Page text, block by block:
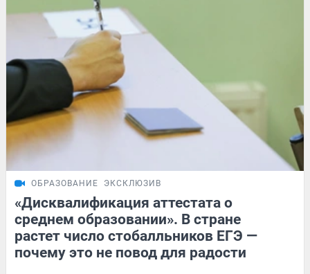
ОБРАЗОВАНИЕ ЭКСКЛЮЗИВ
«Дисквалификация аттестата о
среднем образовании». В стране
растет число стобалльников ЕГЭ —
почему это не повод для радости